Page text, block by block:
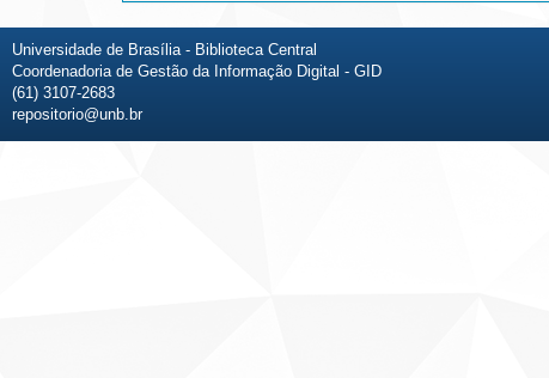
Universidade de Brasília - Biblioteca Central
Coordenadoria de Gestão da Informação Digital - GID
(61) 3107-2683
repositorio@unb.br